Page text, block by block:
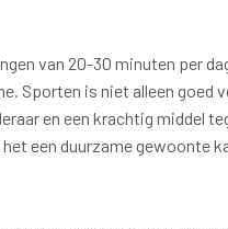
van 20-30 minuten per
Sporten is niet alleen goed
en een krachtig middel
een duurzame gewoonte